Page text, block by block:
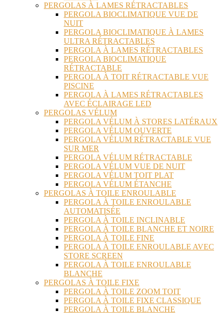
PERGOLAS À LAMES RÉTRACTABLES
PERGOLA BIOCLIMATIQUE VUE DE
NUIT
PERGOLA BIOCLIMATIQUE À LAMES
ULTRA RÉTRACTABLES
PERGOLA À LAMES RÉTRACTABLES
PERGOLA BIOCLIMATIQUE
RÉTRACTABLE
PERGOLA À TOIT RÉTRACTABLE VUE
PISCINE
PERGOLA À LAMES RÉTRACTABLES
AVEC ÉCLAIRAGE LED
PERGOLAS VÉLUM
PERGOLA VÉLUM À STORES LATÉRAUX
PERGOLA VÉLUM OUVERTE
PERGOLA VÉLUM RÉTRACTABLE VUE
SUR MER
PERGOLA VÉLUM RÉTRACTABLE
PERGOLA VÉLUM VUE DE NUIT
PERGOLA VÉLUM TOIT PLAT
PERGOLA VÉLUM ÉTANCHE
PERGOLAS À TOILE ENROULABLE
PERGOLA À TOILE ENROULABLE
AUTOMATISÉE
PERGOLA À TOILE INCLINABLE
PERGOLA À TOILE BLANCHE ET NOIRE
PERGOLA À TOILE FINE
PERGOLA À TOILE ENROULABLE AVEC
STORE SCREEN
PERGOLA À TOILE ENROULABLE
BLANCHE
PERGOLAS À TOILE FIXE
PERGOLA À TOILE ZOOM TOIT
PERGOLA À TOILE FIXE CLASSIQUE
PERGOLA À TOILE BLANCHE